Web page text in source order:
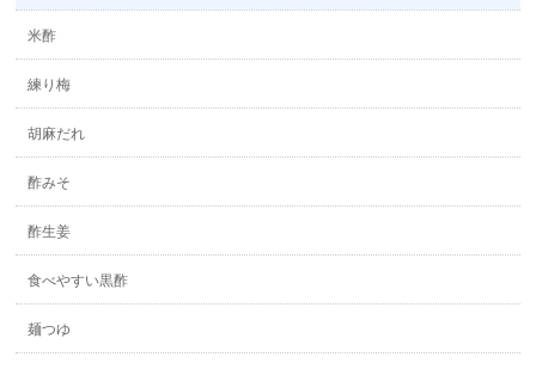
米酢
練り梅
胡麻だれ
酢みそ
酢生姜
食べやすい黒酢
麺つゆ